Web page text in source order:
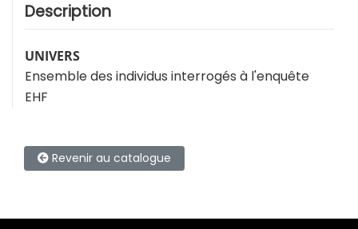
Description
UNIVERS
Ensemble des individus interrogés à l'enquête
EHF
Revenir au catalogue